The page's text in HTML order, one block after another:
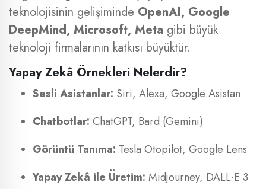
teknolojisinin gelişiminde OpenAI, Google
DeepMind, Microsoft, Meta gibi büyük
teknoloji firmalarının katkısı büyüktür.
Yapay Zekâ Örnekleri Nelerdir?
Sesli Asistanlar: Siri, Alexa, Google Asistan
Chatbotlar: ChatGPT, Bard (Gemini)
Görüntü Tanıma: Tesla Otopilot, Google Lens
Yapay Zekâ ile Üretim: Midjourney, DALL·E 3